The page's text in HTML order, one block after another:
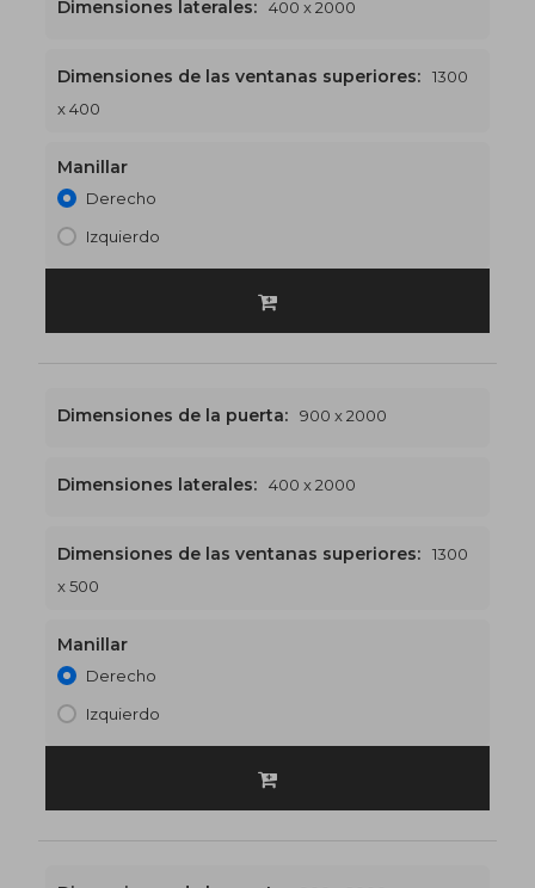
1300 x 2400€526
Dimensiones laterales: 400 x 2000
Dimensiones de las ventanas superiores:
1300
x 400
Manillar
Derecho
Izquierdo
1300 x 2500€534
Dimensiones de la puerta: 900 x 2000
Dimensiones laterales: 400 x 2000
Dimensiones de las ventanas superiores:
1300
x 500
Manillar
Derecho
Izquierdo